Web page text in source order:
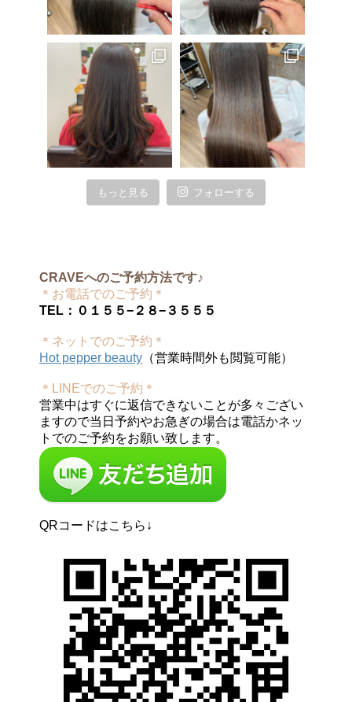
もっと見る フォローする
CRAVEへのご予約方法です♪
＊お電話でのご予約＊
TEL：０１５５−２８−３５５５
＊ネットでのご予約＊
Hot pepper beauty （営業時間外も閲覧可能）
＊LINEでのご予約＊
営業中はすぐに返信できないことが多々ござい
ますので当日予約やお急ぎの場合は電話かネッ
トでのご予約をお願い致します。
QRコードはこちら↓